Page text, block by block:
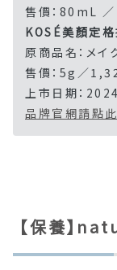
售價：80mL
KOSÉ美顏定格
原商品名：メ
售價：5g／
上市日期：
品牌官網請點此
【保養】